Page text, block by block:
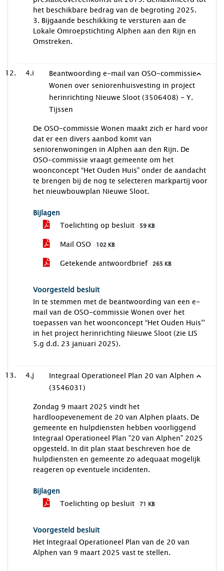
het beschikbare bedrag van de begroting 2025.
3. Bijgaande beschikking te versturen aan de
Lokale Omroepstichting Alphen aan den Rijn en
Omstreken.
4.i
Beantwoording e-mail van OSO-commissie
Wonen over seniorenhuisvesting in project
herinrichting Nieuwe Sloot (3506408) - Y.
Tijssen
De OSO-commissie Wonen maakt zich er hard voor
dat er een divers aanbod komt van
seniorenwoningen in Alphen aan den Rijn. De
OSO-commissie vraagt gemeente om het
woonconcept “Het Ouden Huis” onder de aandacht
te brengen bij de nog te selecteren markpartij voor
het nieuwbouwplan Nieuwe Sloot.
Bijlagen
Toelichting op besluit
59 KB
Mail OSO 102 KB
Getekende antwoordbrief 265 KB
Voorgesteld besluit
In te stemmen met de beantwoording van een e-
mail van de OSO-commissie Wonen over het
toepassen van het woonconcept “Het Ouden Huis’’
in het project herinrichting Nieuwe Sloot (zie LIS
5.g d.d. 23 januari 2025).
4.j
Integraal Operationeel Plan 20 van Alphen
(3546031)
Zondag 9 maart 2025 vindt het
hardloopevenement de 20 van Alphen plaats. De
gemeente en hulpdiensten hebben voorliggend
Integraal Operationeel Plan "20 van Alphen" 2025
opgesteld. In dit plan staat beschreven hoe de
hulpdiensten en gemeente zo adequaat mogelijk
reageren op eventuele incidenten.
Bijlagen
Toelichting op besluit
71 KB
Voorgesteld besluit
Het Integraal Operationeel Plan van de 20 van
Alphen van 9 maart 2025 vast te stellen.